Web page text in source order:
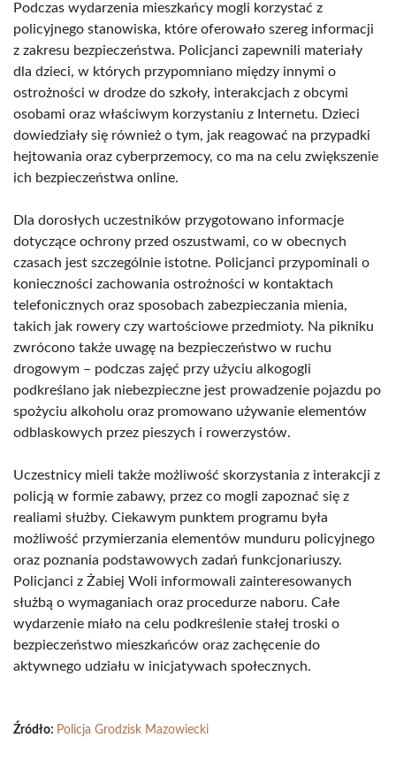
Podczas wydarzenia mieszkańcy mogli korzystać z
policyjnego stanowiska, które oferowało szereg informacji
z zakresu bezpieczeństwa. Policjanci zapewnili materiały
dla dzieci, w których przypomniano między innymi o
ostrożności w drodze do szkoły, interakcjach z obcymi
osobami oraz właściwym korzystaniu z Internetu. Dzieci
dowiedziały się również o tym, jak reagować na przypadki
hejtowania oraz cyberprzemocy, co ma na celu zwiększenie
ich bezpieczeństwa online.
Dla dorosłych uczestników przygotowano informacje
dotyczące ochrony przed oszustwami, co w obecnych
czasach jest szczególnie istotne. Policjanci przypominali o
konieczności zachowania ostrożności w kontaktach
telefonicznych oraz sposobach zabezpieczania mienia,
takich jak rowery czy wartościowe przedmioty. Na pikniku
zwrócono także uwagę na bezpieczeństwo w ruchu
drogowym – podczas zajęć przy użyciu alkogogli
podkreślano jak niebezpieczne jest prowadzenie pojazdu po
spożyciu alkoholu oraz promowano używanie elementów
odblaskowych przez pieszych i rowerzystów.
Uczestnicy mieli także możliwość skorzystania z interakcji z
policją w formie zabawy, przez co mogli zapoznać się z
realiami służby. Ciekawym punktem programu była
możliwość przymierzania elementów munduru policyjnego
oraz poznania podstawowych zadań funkcjonariuszy.
Policjanci z Żabiej Woli informowali zainteresowanych
służbą o wymaganiach oraz procedurze naboru. Całe
wydarzenie miało na celu podkreślenie stałej troski o
bezpieczeństwo mieszkańców oraz zachęcenie do
aktywnego udziału w inicjatywach społecznych.
Źródło: Policja Grodzisk Mazowiecki